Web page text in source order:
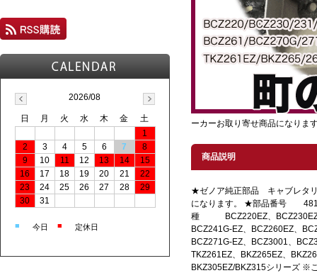
ーカーお取り寄せ商品になりま
商品説明
★ゼノア純正部品 キャブレタ
になります。 ★部品番号
種 BCZ220EZ、BCZ230EZ
BCZ241G-EZ、BCZ260EZ、
BCZ271G-EZ、BCZ3001、
TKZ261EZ、BKZ265EZ、
BKZ305EZ/BKZ315シリーズ ※
2026/08
日 月 火 水 木 金
土
1
2
3 4 5 6 7
8
9
10 11 12 13 14
15
16
17 18 19 20 21
22
23
24 25 26 27 28
29
30
31
■ 今日 ■ 定休日